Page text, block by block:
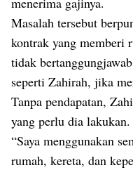
Masalah tersebut
kontrak yang memberi
tidak
seperti Zahirah, jika
Tanpa pendapatan,
yang perlu dia lakukan.
“Saya menggunakan
rumah, kereta, dan